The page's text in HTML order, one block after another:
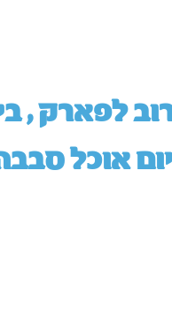
לפארק ,
אוכל